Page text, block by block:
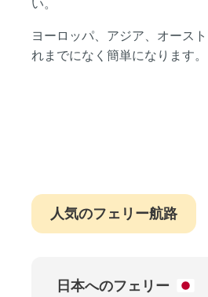
ヨーロッパ、アジア、オース
れまでになく簡単になります。
人気のフェリー航路
日本へのフェリー